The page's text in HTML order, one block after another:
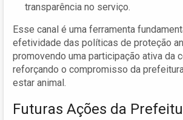
transparência no serviço.
Esse canal é uma ferramenta
efetividade das políticas de proteção
promovendo uma participação ativa da
reforçando o compromisso da
estar animal.
Futuras Ações da